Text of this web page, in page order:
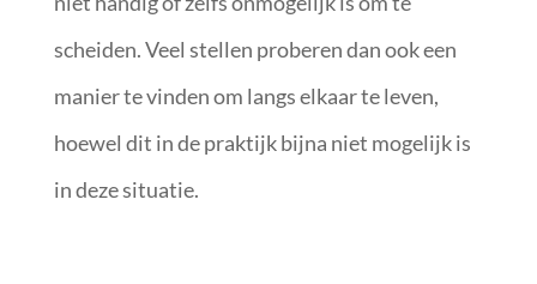
scheiden. Veel stellen proberen dan ook een
manier te vinden om langs elkaar te leven,
hoewel dit in de praktijk bijna niet mogelijk is
in deze situatie.